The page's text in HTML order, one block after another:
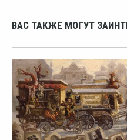
ВАС ТАКЖЕ МОГУТ